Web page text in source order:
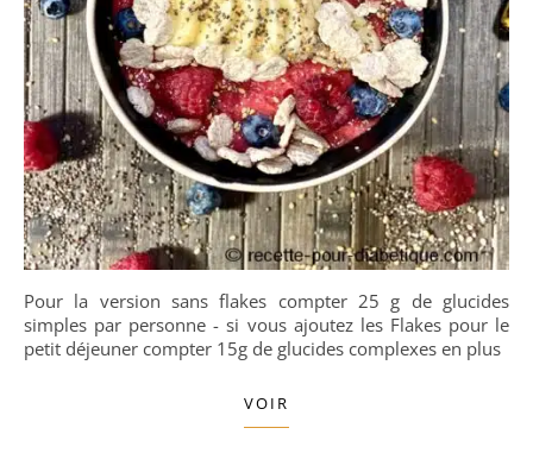
Pour la version sans flakes compter 25 g de glucides
simples par personne - si vous ajoutez les Flakes pour le
petit déjeuner compter 15g de glucides complexes en plus
VOIR